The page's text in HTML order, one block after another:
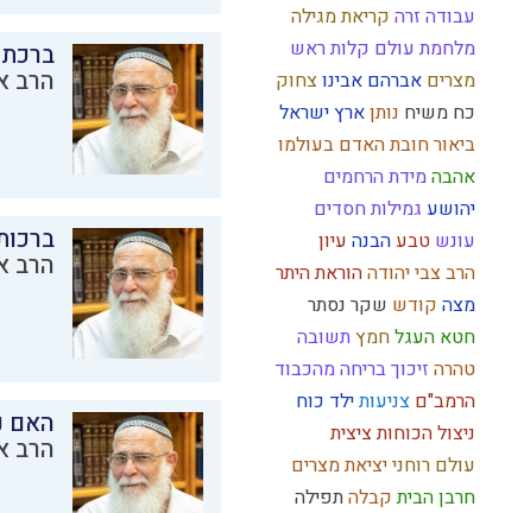
עבודה זרה קריאת מגילה
מלחמת עולם קלות ראש
מצרים אברהם אבינוצחוק
כח משיח נותןארץ ישראל
ביאור חובת האדם בעולמו
אהבהמידת הרחמים
יהושע גמילות חסדים
עונש טבע הבנה עיון
הרב צבי יהודההוראת היתר
מצה קודש שקר נסתר
חטא העגלחמץ תשובה
טהרה זיכוךבריחה מהכבוד
הרמב"ם צניעותילד כוח
ניצול הכוחותציצית
עולם רוחנייציאת מצרים
חרבן הביתקבלהתפילה
הרב
הרב
האם
הרב